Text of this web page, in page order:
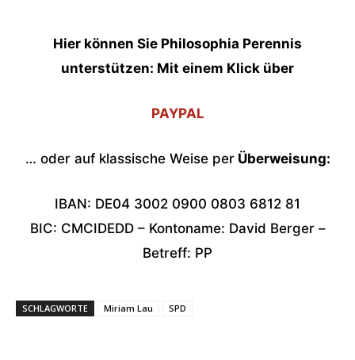
Hier können Sie Philosophia Perennis
unterstützen: Mit einem Klick über
PAYPAL
… oder auf klassische Weise perÜberweisung:
IBAN: DE04 3002 0900 0803 6812 81
BIC: CMCIDEDD – Kontoname: David Berger –
Betreff: PP
SCHLAGWORTE Miriam Lau SPD